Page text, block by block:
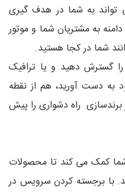
تواند به شما در هدف گیری
به مشتریان شما و موتور
شما در کجا هستید.
گسترش دهید و یا ترافیک
به دست آورید، هم از نقطه
راه دشواری را پیش
شما کمک می کند تا محصولات
با برجسته کردن سرویس در